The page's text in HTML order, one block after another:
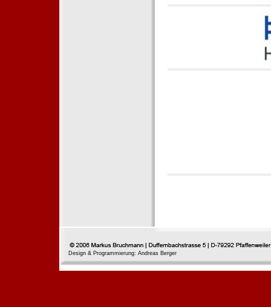
Design & Programmierung: Andreas Berger